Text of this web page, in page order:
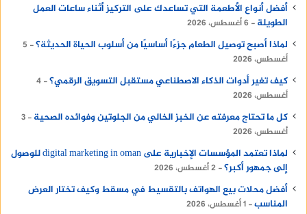
أفضل أنواع الأطعمة التي تساعدك على التركيز أثناء ساعات العمل
الطويلة
6 أغسطس، 2026
لماذا أصبح توصيل الطعام جزءًا أساسيًا من أسلوب الحياة الحديثة؟
5
أغسطس، 2026
كيف تغير أدوات الذكاء الاصطناعي مستقبل التسويق الرقمي؟ 4
أغسطس، 2026
كل ما تحتاج معرفته عن الخبز الخالي من الجلوتين وفوائده الصحية
3
أغسطس، 2026
لماذا تعتمد المؤسسات الإخبارية على digital marketing in oman للوصول
إلى جمهور أكبر؟ 2 أغسطس، 2026
أفضل محلات بيع الهواتف بالتقسيط في مسقط وكيف تختار العرض
المناسب 1 أغسطس، 2026